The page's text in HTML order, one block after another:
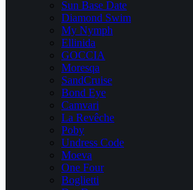
Sun Base Date
Diamond Swim
My Nymph
Ellinida
GOCCIA
Moresqa
SandCruise
Bond Eye
Camvari
La Revêche
Poby
Undress Code
Moeva
One Four
Boglietti